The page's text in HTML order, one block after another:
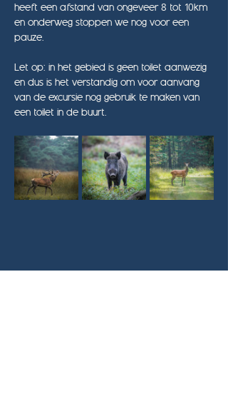
heeft een afstand van ongeveer 8 tot 10km
en onderweg stoppen we nog voor een
pauze.
Let op: in het gebied is geen toilet aanwezig
en dus is het verstandig om voor aanvang
van de excursie nog gebruik te maken van
een toilet in de buurt.